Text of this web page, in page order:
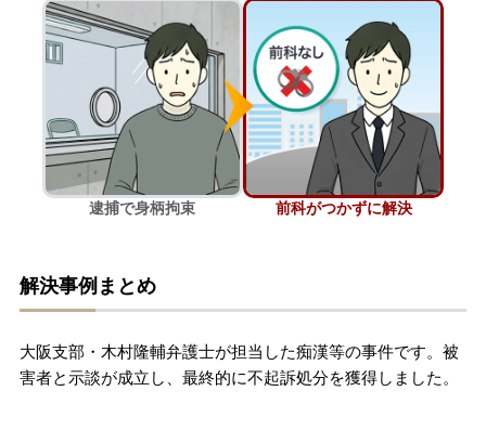
刑事事件の無料相談
接見・面会を弁護士に依頼
刑事事件を示談で解決したい
弁護士紹介
弁護士費用
逮捕で身柄拘束 前科がつかずに解決
解決事例まとめ
大阪支部・木村隆輔弁護士が担当した痴漢等の事件です。被
害者と示談が成立し、最終的に不起訴処分を獲得しました。